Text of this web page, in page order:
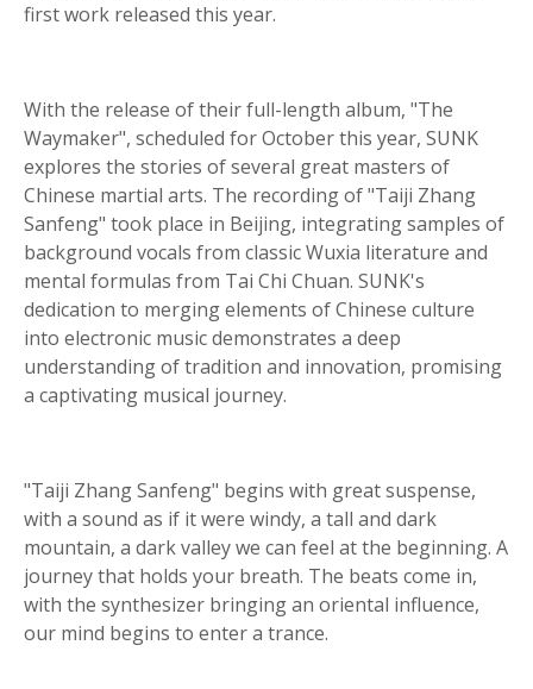
first work released this year.
With the release of their full-length album, "The
Waymaker", scheduled for October this year, SUNK
explores the stories of several great masters of
Chinese martial arts. The recording of "Taiji Zhang
Sanfeng" took place in Beijing, integrating samples of
background vocals from classic Wuxia literature and
mental formulas from Tai Chi Chuan. SUNK's
dedication to merging elements of Chinese culture
into electronic music demonstrates a deep
understanding of tradition and innovation, promising
a captivating musical journey.
"Taiji Zhang Sanfeng" begins with great suspense,
with a sound as if it were windy, a tall and dark
mountain, a dark valley we can feel at the beginning. A
journey that holds your breath. The beats come in,
with the synthesizer bringing an oriental influence,
our mind begins to enter a trance.